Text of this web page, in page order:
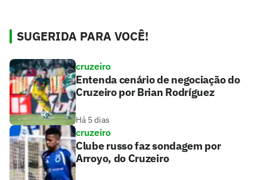
SUGERIDA PARA VOCÊ!
cruzeiro
Entenda cenário de negociação do
Cruzeiro por Brian Rodríguez
Há 5 dias
cruzeiro
Clube russo faz sondagem por
Arroyo, do Cruzeiro